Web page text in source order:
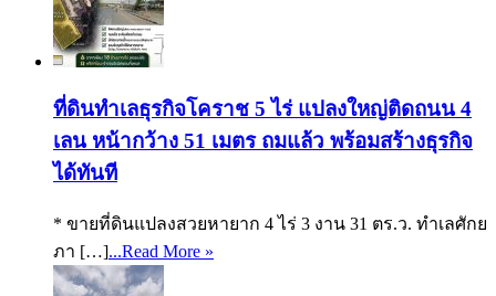
ที่ดินทำเลธุรกิจโคราช 5 ไร่ แปลงใหญ่ติดถนน 4
เลน หน้ากว้าง 51 เมตร ถมแล้ว พร้อมสร้างธุรกิจ
ได้ทันที
* ขายที่ดินแปลงสวยหายาก 4 ไร่ 3 งาน 31 ตร.ว. ทำเลศักย
ภา […]...Read More »